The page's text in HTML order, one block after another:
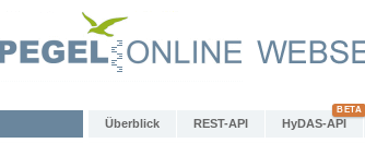
Überblick REST-API HyDAS-API